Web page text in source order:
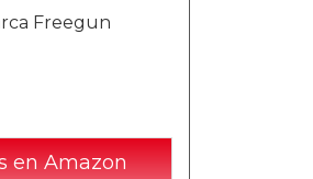
Freegun
en Amazon